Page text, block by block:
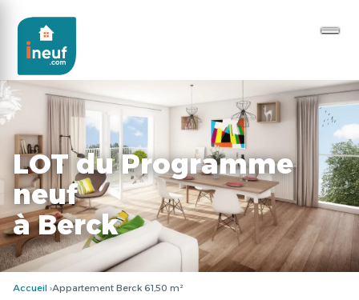
LOT du Programme
neuf
à Berck
Accueil Appartement Berck 61,50 m²